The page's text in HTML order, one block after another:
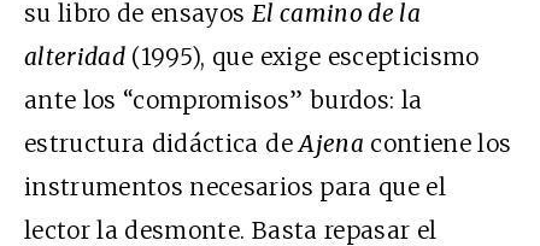
su libro de ensayos El camino de la
alteridad (1995), que exige escepticismo
ante los “compromisos” burdos: la
estructura didáctica deAjena contiene los
instrumentos necesarios para que el
lector la desmonte. Basta repasar el